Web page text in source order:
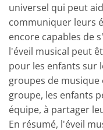
universel qui peut
communiquer leurs
encore capables de
l'éveil musical peut
pour les enfants sur
groupes de musique
groupe, les enfants
équipe, à partager
En résumé, l'éveil